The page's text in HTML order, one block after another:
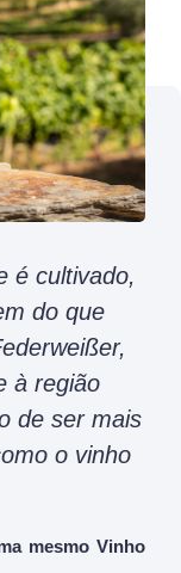
é cultivado,
do que
à região
de ser mais
o vinho
mesmo Vinho